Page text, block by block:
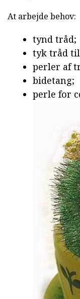
At arbejde behov:
tynd tråd;
tyk tråd til
perler af
bidetang;
perle for